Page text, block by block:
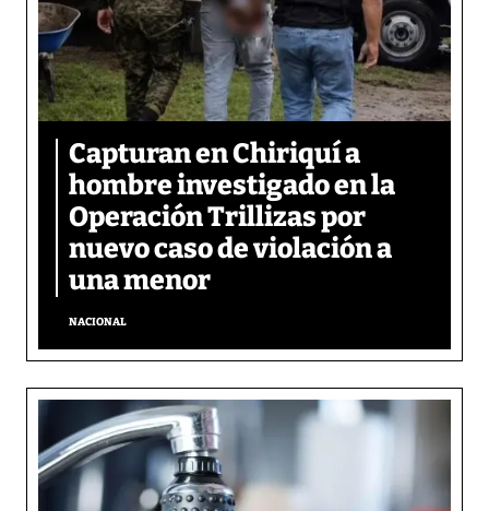
Capturan en Chiriquí a
hombre investigado en la
Operación Trillizas por
nuevo caso de violación a
una menor
NACIONAL